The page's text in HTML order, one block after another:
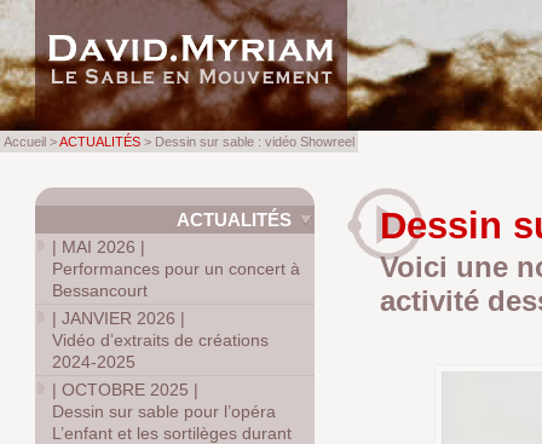
Dessin
Voici une
activité
ACTUALITÉS
| MAI 2026 |
Performances pour un concert à
Bessancourt
|JANVIER 2026 |
Vidéo d’extraits de créations
2024-2025
|OCTOBRE 2025 |
Dessin sur sable pour l’opéra
L’enfant et les sortilèges durant
Accueil >ACTUALITÉS > Dessin sur sable : vidéo Showreel